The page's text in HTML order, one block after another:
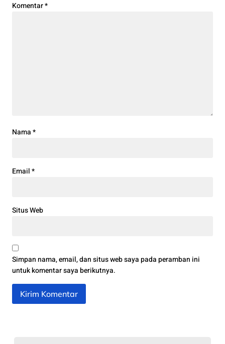
Komentar*
Nama*
Email*
Situs Web
Simpan nama, email, dan situs web saya pada peramban ini
untuk komentar saya berikutnya.